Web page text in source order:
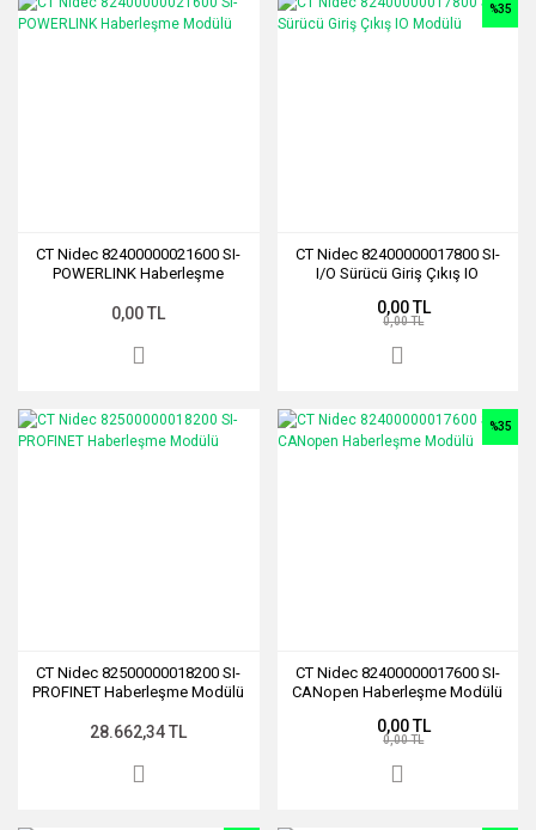
CT Nidec 82400000021600 SI-
POWERLINK Haberleşme
0,00 TL
CT Nidec 82400000017800 SI-
I/O Sürücü Giriş Çıkış IO
%35
0,00 TL
0,00 TL
CT Nidec 82500000018200 SI-
PROFINET Haberleşme Modülü
28.662,34 TL
CT Nidec 82400000017600 SI-
CANopen Haberleşme Modülü
%35
0,00 TL
0,00 TL